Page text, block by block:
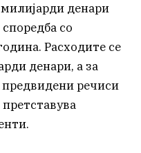
денари
со
Расходите се
денари, а за
речиси